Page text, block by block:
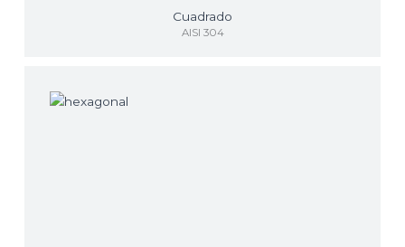
Cuadrado
AISI 304